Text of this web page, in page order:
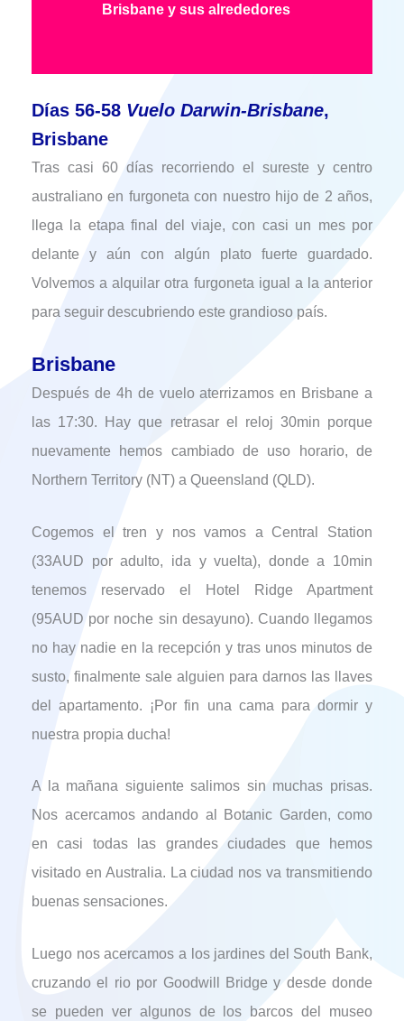
Brisbane y sus alrededores
Días 56-58 Vuelo Darwin-Brisbane,
Brisbane
Tras casi 60 días recorriendo el sureste y centro
australiano en furgoneta con nuestro hijo de 2 años,
llega la etapa final del viaje, con casi un mes por
delante y aún con algún plato fuerte guardado.
Volvemos a alquilar otra furgoneta igual a la anterior
para seguir descubriendo este grandioso país.
Brisbane
Después de 4h de vuelo aterrizamos en Brisbane a
las 17:30. Hay que retrasar el reloj 30min porque
nuevamente hemos cambiado de uso horario, de
Northern Territory (NT) a Queensland (QLD).
Cogemos el tren y nos vamos a Central Station
(33AUD por adulto, ida y vuelta), donde a 10min
tenemos reservado el Hotel Ridge Apartment
(95AUD por noche sin desayuno). Cuando llegamos
no hay nadie en la recepción y tras unos minutos de
susto, finalmente sale alguien para darnos las llaves
del apartamento. ¡Por fin una cama para dormir y
nuestra propia ducha!
A la mañana siguiente salimos sin muchas prisas.
Nos acercamos andando al Botanic Garden, como
en casi todas las grandes ciudades que hemos
visitado en Australia. La ciudad nos va transmitiendo
buenas sensaciones.
Luego nos acercamos a los jardines del South Bank,
cruzando el rio por Goodwill Bridge y desde donde
se pueden ver algunos de los barcos del museo